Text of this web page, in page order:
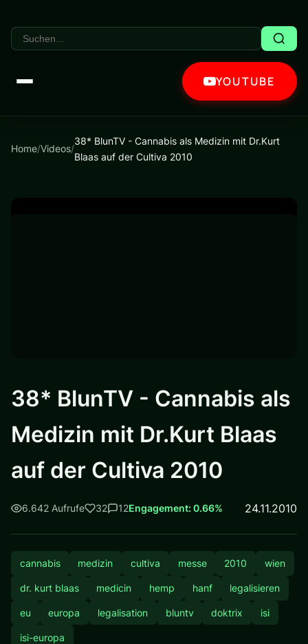
YOUTUBE
Home/Videos/
38* BlunTV - Cannabis als Medizin mit Dr.Kurt
Blaas auf der Cultiva 2010
38* BlunTV - Cannabis als
Medizin mit Dr.Kurt Blaas
auf der Cultiva 2010
6.642 Aufrufe 32 12Engagement: 0.66% 24.11.2010
cannabis medizin cultiva messe 2010 wien
dr. kurt blaas medicin hemp hanf legalisieren
eu europa legalisation bluntv doktrix isi
isi-europa